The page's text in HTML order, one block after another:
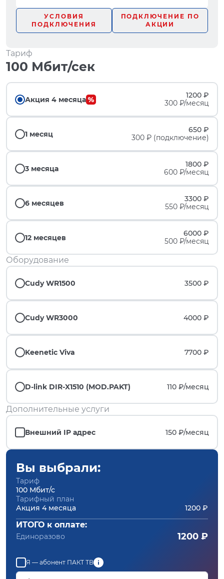
УСЛОВИЯ
ПОДКЛЮЧЕНИЯ
ПОДКЛЮЧЕНИЕ ПО
АКЦИИ
Тариф
100 Мбит/сек
Акция 4 месяца
1200 ₽
300 ₽/месяц
1 месяц
650 ₽
300 ₽ (подключение)
3 месяца
1800 ₽
600 ₽/месяц
6 месяцев
3300 ₽
550 ₽/месяц
12 месяцев
6000 ₽
500 ₽/месяц
Оборудование
Cudy WR1500 3500 ₽
Cudy WR3000 4000 ₽
Keenetic Viva 7700 ₽
D-link DIR-X1510 (MOD.PAKT) 110 ₽/месяц
Дополнительные услуги
Внешний IP адрес 150 ₽/месяц
Вы выбрали:
Тариф
100 Мбит/с
Тарифный план
Акция 4 месяца
1200 ₽
ИТОГО к оплате:
Единоразово 1200 ₽
Я — абонент ПАКТ ТВ